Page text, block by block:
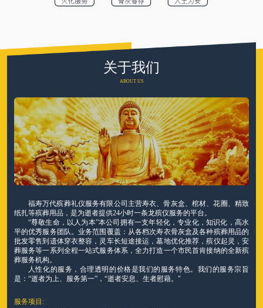
关于我们
ABOUT US
福寿万代殡葬礼仪服务有限公司主营寿衣、骨灰盒、棺材、花圈、精致
纸扎等殡葬用品，是为逝者提供24小时一条龙殡仪服务的平台。
“尊敬生命，以人为本”本公司拥有一支年轻化，专业化，知识化，高水
平的优秀服务团队。业务范围覆盖：从各档次寿衣骨灰盒及各种殡葬用品的
批发零售到遗体穿衣整容，灵车长短途接运，墓地优化推荐，殡仪起灵，安
葬服务等一系列全程一站式服务体系，全力打造一个市民首肯接纳的全新殡
葬服务机构。
人性化的服务，合理透明的价格是我们的服务特色。我们的服务宗旨
是：“逝者为上、服务第一”，“逝者安息、生者慰藉。"
服务项目: